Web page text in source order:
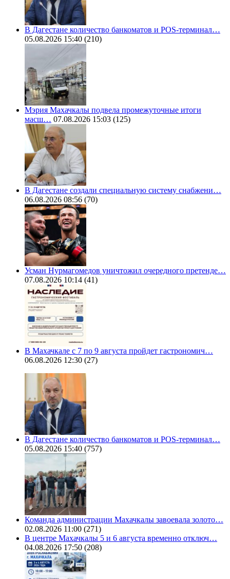
В Дагестане количество банкоматов и POS-терминал…
05.08.2026 15:40 (210)
Мэрия Махачкалы подвела промежуточные итоги
масш… 07.08.2026 15:03 (125)
В Дагестане создали специальную систему снабжени…
06.08.2026 08:56 (70)
Усман Нурмагомедов уничтожил очередного претенде…
07.08.2026 10:14 (41)
В Махачкале с 7 по 9 августа пройдет гастрономич…
06.08.2026 12:30 (27)
В Дагестане количество банкоматов и POS-терминал…
05.08.2026 15:40 (757)
Команда администрации Махачкалы завоевала золото…
02.08.2026 11:00 (271)
В центре Махачкалы 5 и 6 августа временно отключ…
04.08.2026 17:50 (208)